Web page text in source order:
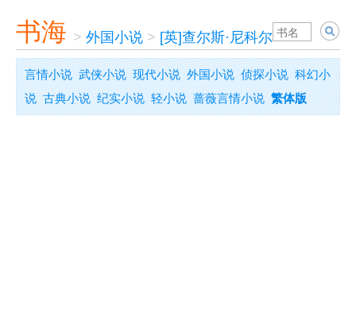
书海 > 外国小说 > [英]查尔斯·尼科尔>达·芬奇传
言情小说 武侠小说 现代小说 外国小说 侦探小说 科幻小
说 古典小说 纪实小说 轻小说 蔷薇言情小说 繁体版